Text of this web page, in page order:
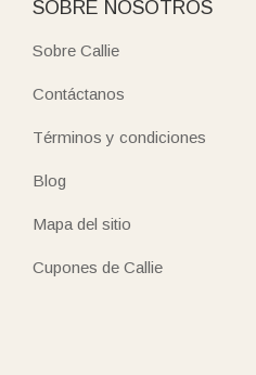
SOBRE NOSOTROS
Sobre Callie
Contáctanos
Términos y condiciones
Blog
Mapa del sitio
Cupones de Callie